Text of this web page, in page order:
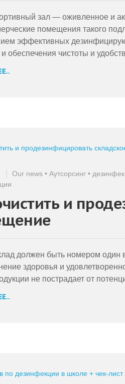
зал — оживленное и
помещения такого
эффективных
обеспечения чистоты и
Our news • Аутсорсинг •
и
должен быть номером один
здоровья и
не пострадает от